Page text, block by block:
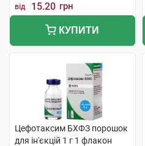
від 15.20 грн
КУПИТИ
Цефотаксим БХФЗ порошок
для ін'єкцій 1 г 1 флакон